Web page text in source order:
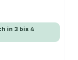
in 3 bis 4